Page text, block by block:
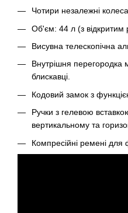
Чотири незалежні
Об'єм: 44 л (з
Висувна телескопічна
Внутрішня перегородка
блискавці.
Кодовий замок з
Ручки з гелевою
вертикальному та
Компресійні ремені для